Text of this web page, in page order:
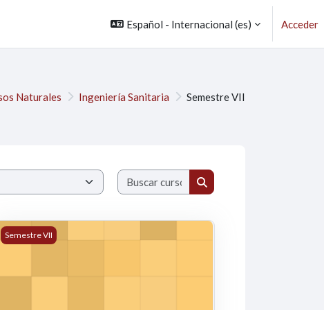
Español - Internacional ‎(es)‎ Acceder
Naturales Ingeniería Sanitaria Semestre VII
Buscar cursos
Buscar cursos
PULGARIN MONTOYA)
103 - ALCANTARILLADOS (WILL)
Semestre VII